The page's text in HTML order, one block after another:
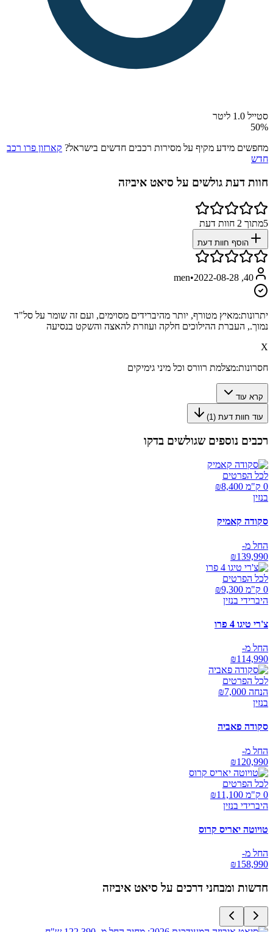
סטייל 1.0 ליטר
50%
מחפשים מידע מקיף על מסירות רכבים חדשים בישראל? קארזון פרו רכב
חדש
חוות דעת גולשים על סיאט איביזה
5מתוך 2 חוות דעת
הוסף חוות דעת
40, men
•2022-08-28
יתרונות:מאיץ מטורף, יותר מהיברידים מסוימים, ועם זה שומר על סל"ד
נמוך., העברת ההילוכים חלקה ועוזרת להאצה והשקט בנסיעה
X
חסרונות:מצלמת רוורס וכל מיני גימיקים
קרא עוד
עוד חוות דעת (1
)
רכבים נוספים שגולשים בדקו
לכל הפרטים
0 ק"מ ₪
8,400
בנזין
סקודה קאמיק
החל מ-
₪139,990
לכל הפרטים
0 ק"מ ₪
9,300
היברידי בנזין
צ'רי טיגו 4 פרו
החל מ-
₪114,990
לכל הפרטים
הנחה ₪ 7,000
בנזין
סקודה פאביה
החל מ-
₪120,990
לכל הפרטים
0 ק"מ ₪
11,100
היברידי בנזין
טויוטה יאריס קרוס
החל מ-
₪158,990
חדשות ומבחני דרכים על סיאט איביזה